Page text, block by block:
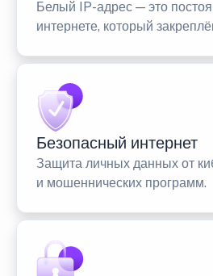
Белый IP-адрес — это
интернете, который
Безопасный интернет
Защита личных данных от
и мошеннических программ.